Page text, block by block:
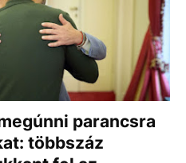
parancsra
többszáz